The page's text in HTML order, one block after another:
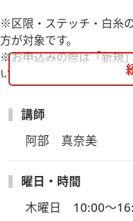
※区限・ステッチ・白糸
方が対象です。
※お申込みの際は「新規
い。
講座内容：（白糸刺しゅう
シュバルム刺しゅう、ド
（区限刺しゅう）
ワーク、プチポアン
（ステッチ100）
フランス刺しゅう 素材
講師
阿部　真奈美
曜日・時間
木曜日　10:00～